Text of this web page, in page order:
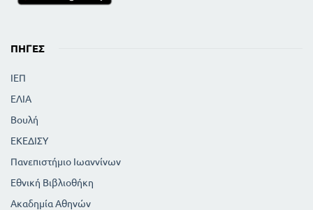
ΠΗΓΈΣ
ΙΕΠ
ΕΛΙΑ
Βουλή
ΕΚΕΔΙΣΥ
Πανεπιστήμιο Ιωαννίνων
Εθνική Βιβλιοθήκη
Ακαδημία Αθηνών